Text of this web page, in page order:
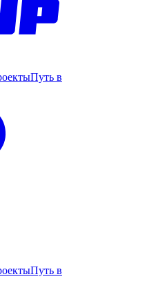
Путь в
Путь в